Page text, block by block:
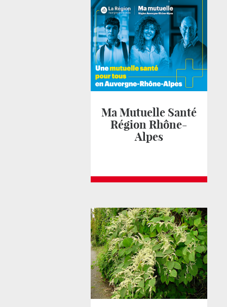
Ma Mutuelle Santé
Région Rhône-
Alpes